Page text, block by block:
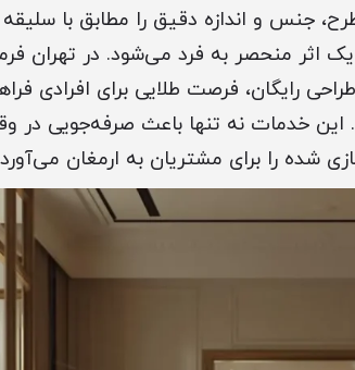
جنس و اندازه دقیق را مطابق با
اثر منحصر به فرد می‌شود. در تهران
رایگان، فرصت طلایی برای افرادی
خدمات نه تنها باعث صرفه‌جویی در
را برای مشتریان به ارمغان